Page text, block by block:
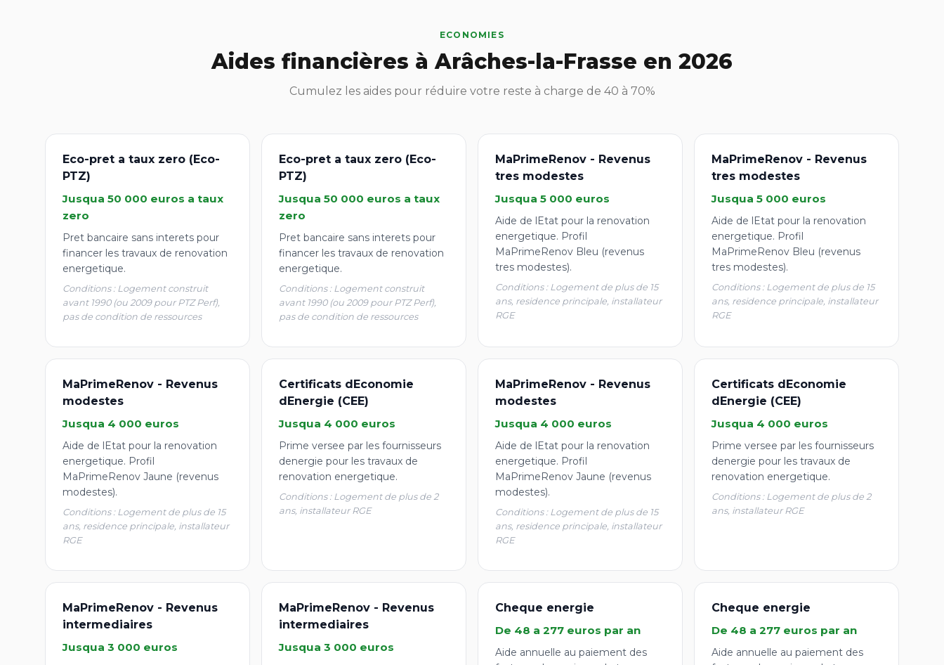
ECONOMIES
Aides financières à Arâches-la-Frasse en 2026
Cumulez les aides pour réduire votre reste à charge de 40 à 70%
Eco-pret a taux zero (Eco-
PTZ)
Jusqua 50 000 euros a taux
zero
Pret bancaire sans interets pour
financer les travaux de renovation
energetique.
Conditions : Logement construit
avant 1990 (ou 2009 pour PTZ Perf),
pas de condition de ressources
Eco-pret a taux zero (Eco-
PTZ)
Jusqua 50 000 euros a taux
zero
Pret bancaire sans interets pour
financer les travaux de renovation
energetique.
Conditions : Logement construit
avant 1990 (ou 2009 pour PTZ Perf),
pas de condition de ressources
MaPrimeRenov - Revenus
tres modestes
Jusqua 5 000 euros
Aide de lEtat pour la renovation
energetique. Profil
MaPrimeRenov Bleu (revenus
tres modestes).
Conditions : Logement de plus de 15
ans, residence principale, installateur
RGE
MaPrimeRenov - Revenus
tres modestes
Jusqua 5 000 euros
Aide de lEtat pour la renovation
energetique. Profil
MaPrimeRenov Bleu (revenus
tres modestes).
Conditions : Logement de plus de 15
ans, residence principale, installateur
RGE
MaPrimeRenov - Revenus
modestes
Jusqua 4 000 euros
Aide de lEtat pour la renovation
energetique. Profil
MaPrimeRenov Jaune (revenus
modestes).
Conditions : Logement de plus de 15
ans, residence principale, installateur
RGE
Certificats dEconomie
dEnergie (CEE)
Jusqua 4 000 euros
Prime versee par les fournisseurs
denergie pour les travaux de
renovation energetique.
Conditions : Logement de plus de 2
ans, installateur RGE
MaPrimeRenov - Revenus
modestes
Jusqua 4 000 euros
Aide de lEtat pour la renovation
energetique. Profil
MaPrimeRenov Jaune (revenus
modestes).
Conditions : Logement de plus de 15
ans, residence principale, installateur
RGE
Certificats dEconomie
dEnergie (CEE)
Jusqua 4 000 euros
Prime versee par les fournisseurs
denergie pour les travaux de
renovation energetique.
Conditions : Logement de plus de 2
ans, installateur RGE
MaPrimeRenov - Revenus
intermediaires
Jusqua 3 000 euros
MaPrimeRenov - Revenus
intermediaires
Jusqua 3 000 euros
Cheque energie
De 48 a 277 euros par an
Aide annuelle au paiement des
Cheque energie
De 48 a 277 euros par an
Aide annuelle au paiement des